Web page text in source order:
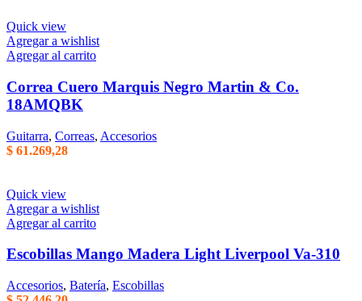
Quick view
Agregar a wishlist
Agregar al carrito
Correa Cuero Marquis Negro Martin & Co.
18AMQBK
Guitarra, Correas, Accesorios
$ 61.269,28
Quick view
Agregar a wishlist
Agregar al carrito
Escobillas Mango Madera Light Liverpool Va-310
Accesorios, Batería, Escobillas